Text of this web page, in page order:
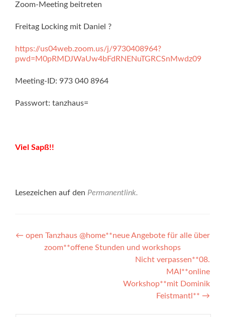
Zoom-Meeting beitreten
Freitag Locking mit Daniel ?
https://us04web.zoom.us/j/9730408964?
pwd=M0pRMDJWaUw4bFdRNENuTGRCSnMwdz09
Meeting-ID: 973 040 8964
Passwort: tanzhaus=
Viel Sapß!!
Lesezeichen auf den Permanentlink.
Beitragsnavigation
← open Tanzhaus @home**neue Angebote für alle über
zoom**offene Stunden und workshops
Nicht verpassen**08.
MAI**online
Workshop**mit Dominik
Feistmantl** →